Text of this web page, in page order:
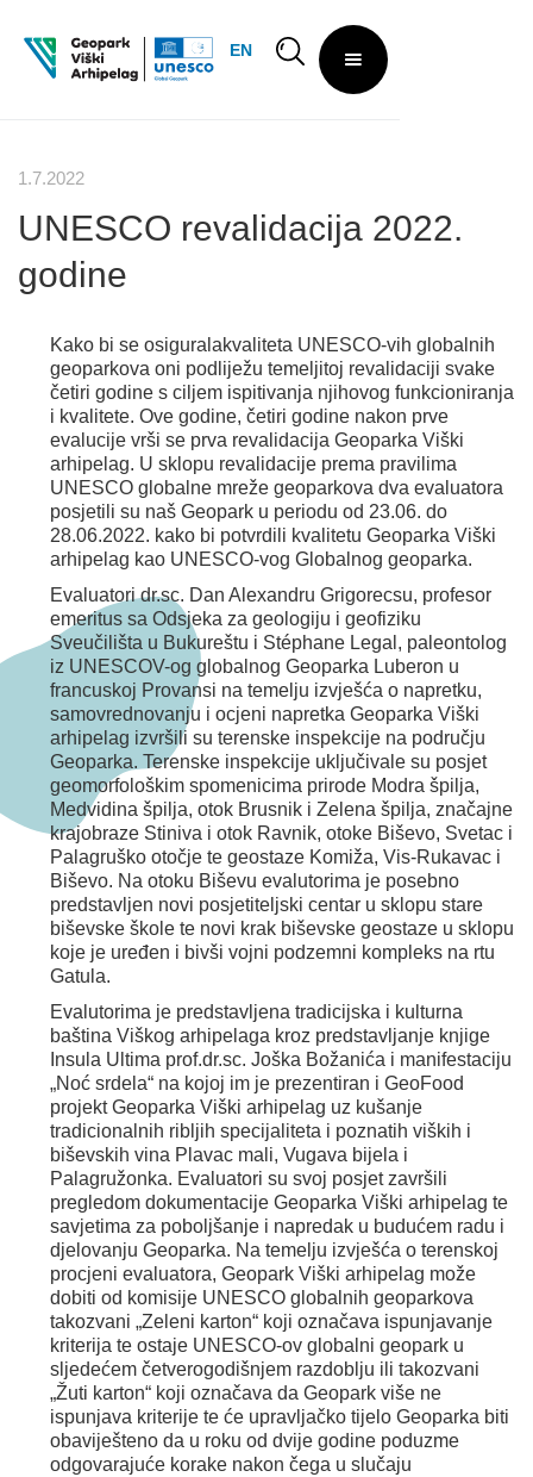
EN
1.7.2022
UNESCO revalidacija 2022.
godine
Kako bi se osiguralakvaliteta UNESCO-vih globalnih
geoparkova oni podliježu temeljitoj revalidaciji svake
četiri godine s ciljem ispitivanja njihovog funkcioniranja
i kvalitete. Ove godine, četiri godine nakon prve
evalucije vrši se prva revalidacija Geoparka Viški
arhipelag. U sklopu revalidacije prema pravilima
UNESCO globalne mreže geoparkova dva evaluatora
posjetili su naš Geopark u periodu od 23.06. do
28.06.2022. kako bi potvrdili kvalitetu Geoparka Viški
arhipelag kao UNESCO-vog Globalnog geoparka.
Evaluatori dr.sc. Dan Alexandru Grigorecsu, profesor
emeritus sa Odsjeka za geologiju i geofiziku
Sveučilišta u Bukureštu i Stéphane Legal, paleontolog
iz UNESCOV-og globalnog Geoparka Luberon u
francuskoj Provansi na temelju izvješća o napretku,
samovrednovanju i ocjeni napretka Geoparka Viški
arhipelag izvršili su terenske inspekcije na području
Geoparka. Terenske inspekcije uključivale su posjet
geomorfološkim spomenicima prirode Modra špilja,
Medvidina špilja, otok Brusnik i Zelena špilja, značajne
krajobraze Stiniva i otok Ravnik, otoke Biševo, Svetac i
Palagruško otočje te geostaze Komiža, Vis-Rukavac i
Biševo. Na otoku Biševu evalutorima je posebno
predstavljen novi posjetiteljski centar u sklopu stare
biševske škole te novi krak biševske geostaze u sklopu
koje je uređen i bivši vojni podzemni kompleks na rtu
Gatula.
Evalutorima je predstavljena tradicijska i kulturna
baština Viškog arhipelaga kroz predstavljanje knjige
Insula Ultima prof.dr.sc. Joška Božanića i manifestaciju
„Noć srdela“ na kojoj im je prezentiran i GeoFood
projekt Geoparka Viški arhipelag uz kušanje
tradicionalnih ribljih specijaliteta i poznatih viških i
biševskih vina Plavac mali, Vugava bijela i
Palagružonka. Evaluatori su svoj posjet završili
pregledom dokumentacije Geoparka Viški arhipelag te
savjetima za poboljšanje i napredak u budućem radu i
djelovanju Geoparka. Na temelju izvješća o terenskoj
procjeni evaluatora, Geopark Viški arhipelag može
dobiti od komisije UNESCO globalnih geoparkova
takozvani „Zeleni karton“ koji označava ispunjavanje
kriterija te ostaje UNESCO-ov globalni geopark u
sljedećem četverogodišnjem razdoblju ili takozvani
„Žuti karton“ koji označava da Geopark više ne
ispunjava kriterije te će upravljačko tijelo Geoparka biti
obaviješteno da u roku od dvije godine poduzme
odgovarajuće korake nakon čega u slučaju